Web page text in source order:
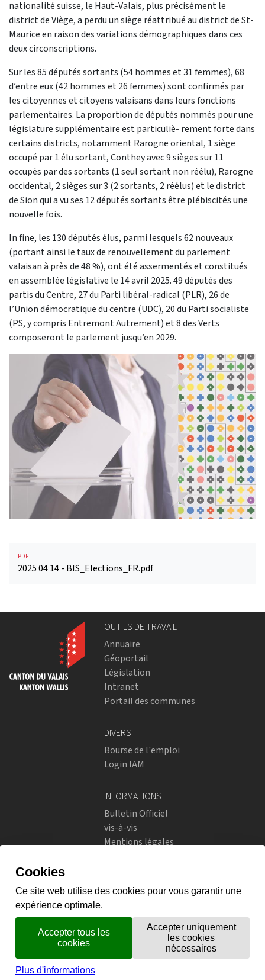
nationalité suisse, le Haut-Valais, plus précisément le
district de Viège, a perdu un siège réattribué au district de St-
Maurice en raison des variations démographiques dans ces
deux circonscriptions.
Sur les 85 députés sortants (54 hommes et 31 femmes), 68
d’entre eux (42 hommes et 26 femmes) sont confirmés par
les citoyennes et citoyens valaisans dans leurs fonctions
parlementaires. La proportion de députés nommés pour une
législature supplémentaire est particuliè- rement forte dans
certains districts, notamment Rarogne oriental, 1 siège
occupé par 1 élu sortant, Conthey avec 9 sièges sur 11
occupés par des sortants (1 seul sortant non réélu), Rarogne
occidental, 2 sièges sur 3 (2 sortants, 2 réélus) et le district
de Sion qui a vu ses 12 députés sortants être plébiscités une
nouvelle fois.
In fine, les 130 députés élus, parmi lesquels 62 nouveaux
(portant ainsi le taux de renouvellement du parlement
valaisan à près de 48 %), ont été assermentés et constitués
en assemblée législative le 14 avril 2025. 49 députés des
partis du Centre, 27 du Parti libéral-radical (PLR), 26 de
l’Union démocratique du centre (UDC), 20 du Parti socialiste
(PS, y compris Entremont Autrement) et 8 des Verts
composeront le parlement jusqu’en 2029.
PDF
2025 04 14 - BIS_Elections_FR.pdf
OUTILS DE TRAVAIL
Annuaire
Géoportail
Législation
Intranet
Portail des communes
DIVERS
Bourse de l'emploi
Login IAM
INFORMATIONS
Bulletin Officiel
vis-à-vis
Mentions légales
Instagram
flickr